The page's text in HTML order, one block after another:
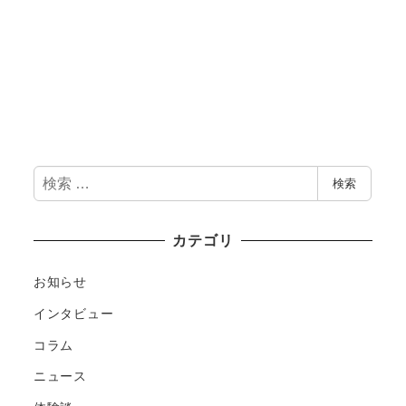
検
索
検索
カテゴリ
お知らせ
インタビュー
コラム
ニュース